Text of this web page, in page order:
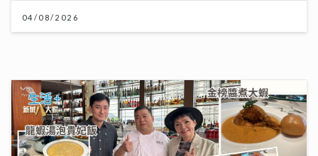
【#豐味旅程】｜尖沙咀iSQUARE南海一號 維港全景的
南洋粵菜體驗 金榜醬煮大蝦與茶燻雞的航海日誌